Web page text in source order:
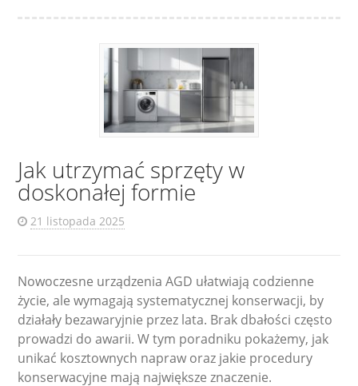
Jak utrzymać sprzęty w
doskonałej formie
21 listopada 2025
Nowoczesne urządzenia AGD ułatwiają codzienne
życie, ale wymagają systematycznej konserwacji, by
działały bezawaryjnie przez lata. Brak dbałości często
prowadzi do awarii. W tym poradniku pokażemy, jak
unikać kosztownych napraw oraz jakie procedury
konserwacyjne mają największe znaczenie.